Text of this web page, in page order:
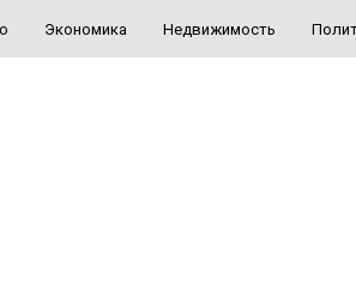
Экономика Недвижимость